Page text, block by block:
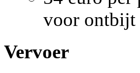
voor ontbijt
Vervoer